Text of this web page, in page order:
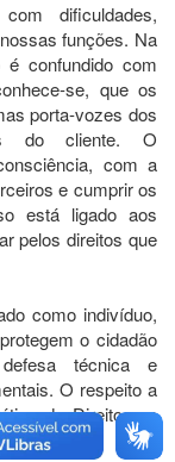
dificuldades,
funções. Na
é confundido com
se, que os
porta-vozes dos
do cliente. O
com a
e cumprir os
está ligado aos
pelos direitos que
como indivíduo,
o cidadão
técnica e
O respeito a
de Direito e a